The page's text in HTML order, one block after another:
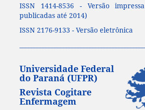
ISSN 1414-8536 - Versão
publicadas até 2014)
ISSN 2176-9133 - Versão eletrônica
Universidade Federal
do Paraná (UFPR)
Revista Cogitare
Enfermagem